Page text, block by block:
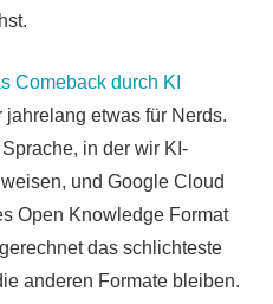
Comeback durch KI
jahrelang etwas für Nerds.
in der wir KI-
und Google Cloud
Open Knowledge Format
das schlichteste
anderen Formate bleiben.